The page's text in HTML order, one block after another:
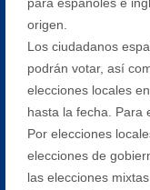
origen.
Los ciudadanos
podrán votar, así
elecciones locales
hasta la fecha. Para
Por elecciones
elecciones de
las elecciones